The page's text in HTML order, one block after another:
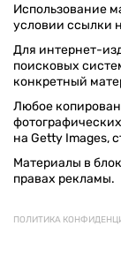
Использование
условии ссылки
Для интернет-
поисковых
конкретный
Любое
на Getty Images,
Материалы в
правах рекламы.
ПОЛИТИКА
© 1994–2026